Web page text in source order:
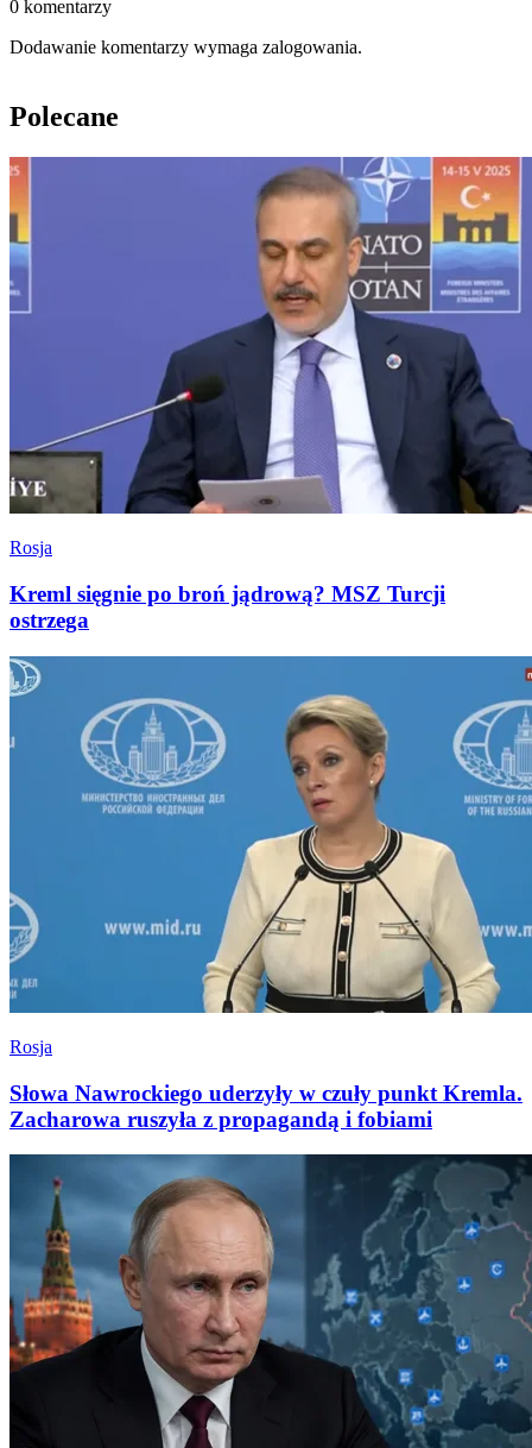
0 komentarzy
Dodawanie komentarzy wymaga zalogowania.
Polecane
Rosja
Kreml sięgnie po broń jądrową? MSZ Turcji
ostrzega
Rosja
Słowa Nawrockiego uderzyły w czuły punkt Kremla.
Zacharowa ruszyła z propagandą i fobiami